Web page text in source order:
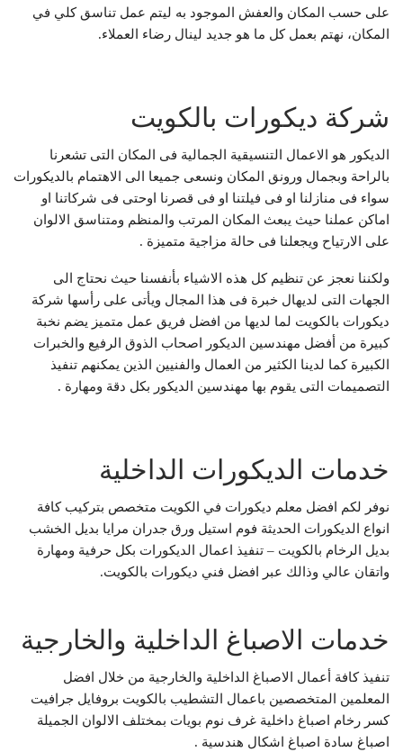
على حسب المكان والعفش الموجود به ليتم عمل تناسق كلي في
المكان، نهتم بعمل كل ما هو جديد لينال رضاء العملاء.
شركة ديكورات بالكويت
الديكور هو الاعمال التنسيقية الجمالية فى المكان التى تشعرنا
بالراحة وبجمال ورونق المكان ونسعى جميعا الى الاهتمام بالديكورات
سواء فى منازلنا او فى فيلتنا او فى قصرنا اوحتى فى شركاتنا او
اماكن عملنا حيث يبعث المكان المرتب والمنظم ومتناسق الالوان
على الارتياح ويجعلنا فى حالة مزاجية متميزة .
ولكننا نعجز عن تنظيم كل هذه الاشياء بأنفسنا حيث نحتاج الى
الجهات التى لديهال خبرة فى هذا المجال ويأتى على رأسها شركة
ديكورات بالكويت لما لديها من افضل فريق عمل متميز يضم نخبة
كبيرة من أفضل مهندسين الديكور اصحاب الذوق الرفيع والخبرات
الكبيرة كما لدينا الكثير من العمال والفنيين الذين يمكنهم تنفيذ
التصميمات التى يقوم بها مهندسين الديكور بكل دقة ومهارة .
خدمات الديكورات الداخلية
نوفر لكم افضل معلم ديكورات في الكويت متخصص بتركيب كافة
انواع الديكورات الحديثة فوم استيل ورق جدران مرايا بديل الخشب
بديل الرخام بالكويت – تنفيذ اعمال الديكورات بكل حرفية ومهارة
واتقان عالي وذالك عبر افضل فني ديكورات بالكويت.
خدمات الاصباغ الداخلية والخارجية
تنفيذ كافة أعمال الاصباغ الداخلية والخارجية من خلال افضل
المعلمين المتخصصين باعمال التشطيب بالكويت بروفايل جرافيت
كسر رخام اصباغ داخلية غرف نوم بويات بمختلف الالوان الجميلة
اصباغ سادة اصباغ اشكال هندسية .